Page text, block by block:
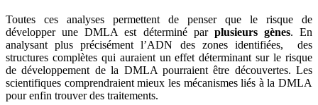
Toutes ces analyses permettent de penser que le risque de
développer une DMLA est déterminé par plusieurs gènes. En
analysant plus précisément l’ADN des zones identifiées, des
structures complètes qui auraient un effet déterminant sur le risque
de développement de la DMLA pourraient être découvertes. Les
scientifiques comprendraient mieux les mécanismes liés à la DMLA
pour enfin trouver des traitements.